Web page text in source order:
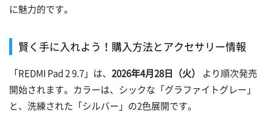
に魅力的です。
賢く手に入れよう！購入方法とアクセサリー情報
「REDMI Pad 2 9.7」は、 2026年4月28日（火）
より順次発売
開始されます。カラーは、シックな「グラファイトグレー」
と、洗練された「シルバー」の2色展開です。